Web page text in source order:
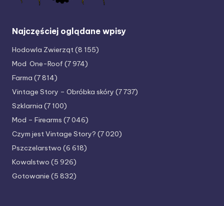
Najczęściej oglądane wpisy
Hodowla Zwierząt(8 155)
Mod One-Roof (7 974)
Farma (7 814)
Vintage Story – Obróbka skóry (7 737)
Szklarnia (7 100)
Mod – Firearms (7 046)
Czym jest Vintage Story? (7 020)
Pszczelarstwo (6 618)
Kowalstwo (5 926)
Gotowanie (5 832)